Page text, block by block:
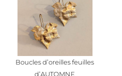
Boucles d’oreilles feuilles
d’AUTOMNE